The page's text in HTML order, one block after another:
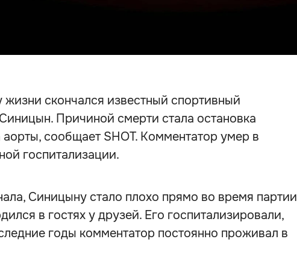
скончался известный спортивный
Причиной смерти стала остановка
сообщает SHOT. Комментатор умер в
госпитализации.
Синицыну стало плохо прямо во время партии
в гостях у друзей. Его госпитализировали,
годы комментатор постоянно проживал в